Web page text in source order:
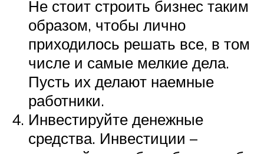
Не стоит строить бизнес таким
образом, чтобы лично
приходилось решать все, в том
числе и самые мелкие дела.
Пусть их делают наемные
работники.
Инвестируйте денежные
средства. Инвестиции –